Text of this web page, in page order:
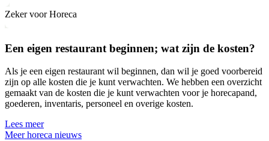
Zeker voor Horeca
Een eigen restaurant beginnen; wat zijn de kosten?
Als je een eigen restaurant wil beginnen, dan wil je goed voorbereid
zijn op alle kosten die je kunt verwachten. We hebben een overzicht
gemaakt van de kosten die je kunt verwachten voor je horecapand,
goederen, inventaris, personeel en overige kosten.
Lees meer
Meer horeca nieuws